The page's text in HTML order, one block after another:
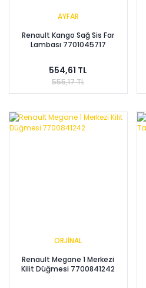
AYFAR
Renault Kango Sağ Sis Far
Lambası 7701045717
554,61 TL
555,17 TL
ORJİNAL
Renault Megane 1 Merkezi
Kilit Düğmesi 7700841242